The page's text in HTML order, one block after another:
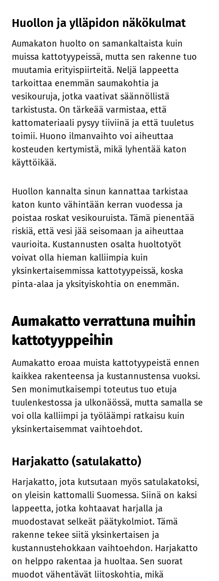
Huollon ja ylläpidon näkökulmat
Aumakaton huolto on samankaltaista kuin
muissa kattotyypeissä, mutta sen rakenne tuo
muutamia erityispiirteitä. Neljä lappeetta
tarkoittaa enemmän saumakohtia ja
vesikouruja, jotka vaativat säännöllistä
tarkistusta. On tärkeää varmistaa, että
kattomateriaali pysyy tiiviinä ja että tuuletus
toimii. Huono ilmanvaihto voi aiheuttaa
kosteuden kertymistä, mikä lyhentää katon
käyttöikää.
Huollon kannalta sinun kannattaa tarkistaa
katon kunto vähintään kerran vuodessa ja
poistaa roskat vesikouruista. Tämä pienentää
riskiä, että vesi jää seisomaan ja aiheuttaa
vaurioita. Kustannusten osalta huoltotyöt
voivat olla hieman kalliimpia kuin
yksinkertaisemmissa kattotyypeissä, koska
pinta-alaa ja yksityiskohtia on enemmän.
Aumakatto verrattuna muihin
kattotyyppeihin
Aumakatto eroaa muista kattotyypeistä ennen
kaikkea rakenteensa ja kustannustensa vuoksi.
Sen monimutkaisempi toteutus tuo etuja
tuulenkestossa ja ulkonäössä, mutta samalla se
voi olla kalliimpi ja työläämpi ratkaisu kuin
yksinkertaisemmat vaihtoehdot.
Harjakatto (satulakatto)
Harjakatto, jota kutsutaan myös satulakatoksi,
on yleisin kattomalli Suomessa. Siinä on kaksi
lappeetta, jotka kohtaavat harjalla ja
muodostavat selkeät päätykolmiot. Tämä
rakenne tekee siitä yksinkertaisen ja
kustannustehokkaan vaihtoehdon. Harjakatto
on helppo rakentaa ja huoltaa. Sen suorat
muodot vähentävät liitoskohtia, mikä